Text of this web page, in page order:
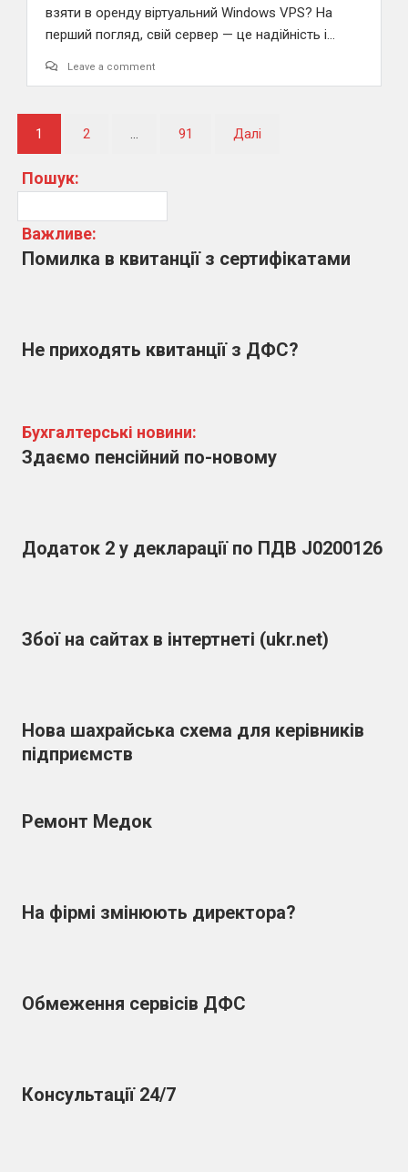
взяти в оренду віртуальний Windows VPS? На
перший погляд, свій сервер — це надійність і…
Leave a comment
Навігація
записів
1 2 … 91 Далі
Пошук:
Важливе:
Помилка в квитанції з сертифікатами
Не приходять квитанції з ДФС?
Бухгалтерські новини:
Здаємо пенсійний по-новому
Додаток 2 у декларації по ПДВ J0200126
Збої на сайтах в інтертнеті (ukr.net)
Нова шахрайська схема для керівників
підприємств
Ремонт Медок
На фірмі змінюють директора?
Обмеження сервісів ДФС
Консультації 24/7